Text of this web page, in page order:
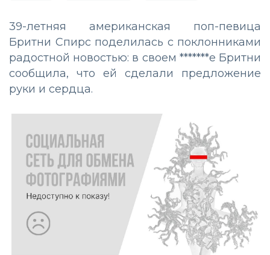
39-летняя американская поп-певица
Бритни Спирс поделилась с поклонниками
радостной новостью: в своем *******е Бритни
сообщила, что ей сделали предложение
руки и сердца.